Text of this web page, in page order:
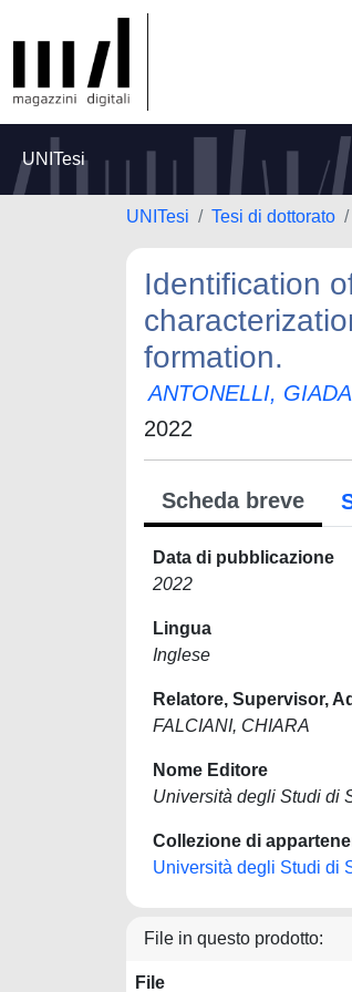
UNITesi
UNITesi Tesi di dottorato
Identification
formation.
ANTONELLI, GIADA
2022
Scheda breve
Data di pubblicazione
2022
Lingua
Inglese
Relatore, Supervisor,
FALCIANI, CHIARA
Nome Editore
Università degli Studi di
Collezione di
Università degli Studi di
File in questo prodotto:
File